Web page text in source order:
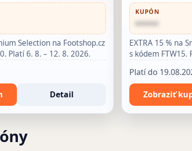
Selection na Footshop.cz
Platí 6. 8. – 12. 8. 2026.
Detail
KUPÓN
••••••
EXTRA 15 % na
s kódem FTW15.
Platí do
Zobraziť